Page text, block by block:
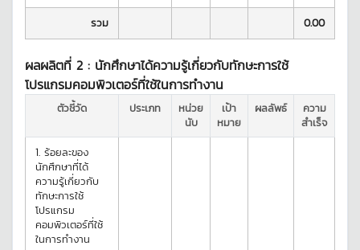
รวม 0.00
ผลผลิตที่ 2 : นักศึกษาได้ความรู้เกี่ยวกับทักษะการใช้
โปรแกรมคอมพิวเตอร์ที่ใช้ในการทำงาน
ตัวชี้วัด ประเภท
หน่วย
นับ
เป้า
หมาย
ผลลัพธ์
ความ
สำเร็จ
1. ร้อยละของ
นักศึกษาที่ได้
ความรู้เกี่ยวกับ
ทักษะการใช้
โปรแกรม
คอมพิวเตอร์ที่ใช้
ในการทำงาน